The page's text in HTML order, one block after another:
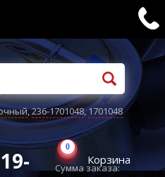
,236-1701048,1701048
0
Корзина
Сумма заказа: